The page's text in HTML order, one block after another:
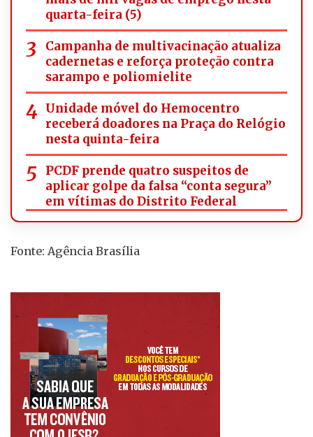
quarta-feira (5)
Campanha de multivacinação atualiza
cadernetas e reforça proteção contra
sarampo e poliomielite
Unidade móvel do Hemocentro
receberá doadores na Praça do Relógio
nesta quinta-feira
PCDF prende quatro suspeitos de
aplicar golpe da falsa “conta segura”
em vítimas do Distrito Federal
Fonte: Agência Brasília